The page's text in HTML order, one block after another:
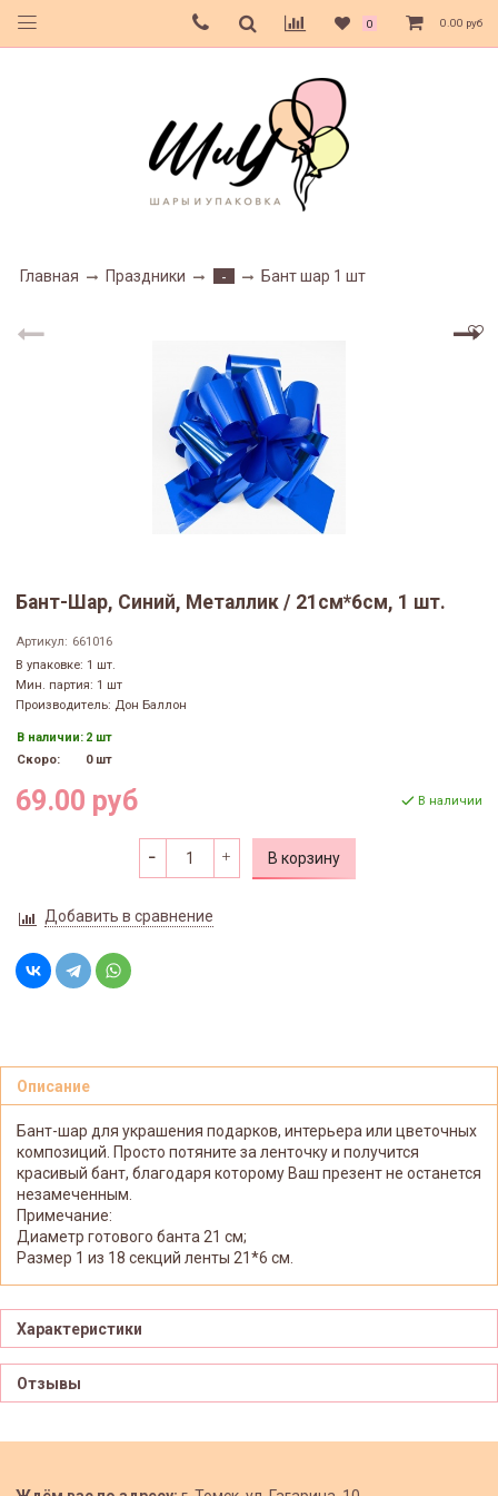
0 0.00 руб
Главная Праздники - Бант шар 1 шт
Бант-Шар, Синий, Металлик / 21см*6см, 1 шт.
Артикул: 661016
В упаковке: 1 шт.
Мин. партия: 1 шт
Производитель: Дон Баллон
В наличии: 2 шт
Скоро:
0 шт
69.00 руб В наличии
В корзину
Добавить в сравнение
Описание
Бант-шар для украшения подарков, интерьера или цветочных
композиций. Просто потяните за ленточку и получится
красивый бант, благодаря которому Ваш презент не останется
незамеченным.
Примечание:
Диаметр готового банта 21 см;
Размер 1 из 18 секций ленты 21*6 см.
Характеристики
Отзывы